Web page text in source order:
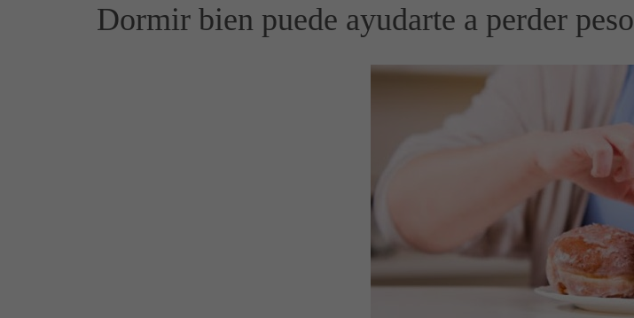
Dormir bien puede ayudarte a perder peso